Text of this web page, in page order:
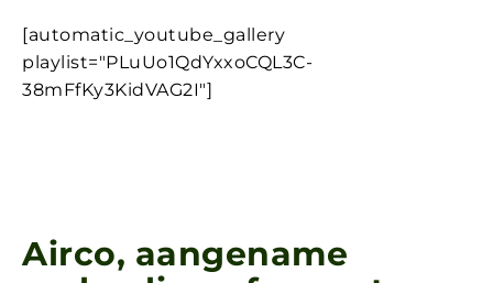
[automatic_youtube_gallery
playlist="PLuUo1QdYxxoCQL3C-
38mFfKy3KidVAG2I"]
Airco, aangename